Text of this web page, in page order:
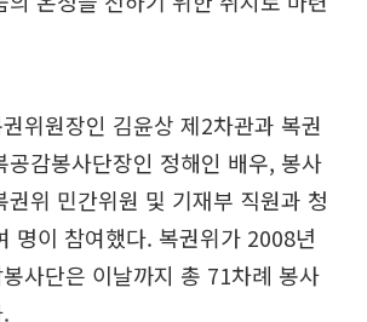
위원장인 김윤상 제2차관과 복권
공감봉사단장인 정해인 배우, 봉사
권위 민간위원 및 기재부 직원과 청
명이 참여했다. 복권위가 2008년
사단은 이날까지 총 71차례 봉사